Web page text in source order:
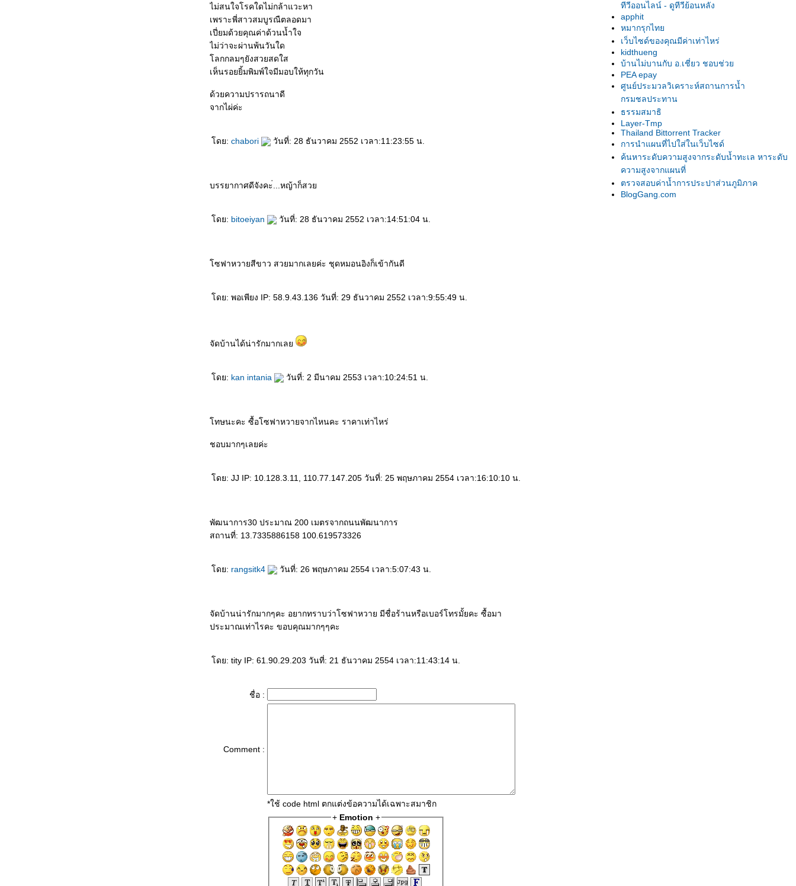
ไม่สนใจโรคใดไม่กล้าแวะหา
เพราะพี่สาวสมบูรณืตลอดมา
เปี่ยมด้วยคุณค่าด้วนน้ำใจ
ไม่ว่าจะผ่านพ้นวันใด
ลกกลมๆยังสวยสดใส
เห็นรอยยิ้มพิมพ์ใจมีมอบให้ทุกวัน
ด้วยความปรารถนาดี
จากไผ่ค่ะ
ดย: chabori วันที่: 28 ธันวาคม 2552 เวลา:11:23:55 น.
บรรยากาศดีจังคะ่...หญ้าก็สว
ดย: bitoeiyan วันที่: 28 ธันวาคม 2552 เวลา:14:51:04 น.
ซฟาหวายสีขาว สวยมากเลยค่ะ ชุดหมอนอิงก็เข้ากันดี
ดย: พอเพียง IP: 58.9.43.136 วันที่: 29 ธันวาคม 2552 เวลา:9:55:49 น.
จัดบ้านได้น่ารักมากเล
ดย: kan intania วันที่: 2 มีนาคม 2553 เวลา:10:24:51 น.
ทษนะคะ ซื้อโซฟาหวายจากไหนคะ ราคาเท่าไหร่
ชอบมากๆเลยค่ะ
ดย: JJ IP: 10.128.3.11, 110.77.147.205 วันที่: 25 พฤษภาคม 2554 เวลา:16:10:10 น.
พัฒนาการ30 ประมาณ 200 เมตรจากถนนพัฒนาการ
สถานที่: 13.7335886158 100.619573326
ดย: rangsitk4 วันที่: 26 พฤษภาคม 2554 เวลา:5:07:43 น.
จัดบ้านน่ารักมากๆคะ อยากทราบว่าโซฟาหวาย มีชื่อร้านหรือเบอร์โทรมั้ยคะ ซื้อมา
ประมาณเท่าไรคะ ขอบคุณมากๆๆคะ
ดย: tity IP: 61.90.29.203 วันที่: 21 ธันวาคม 2554 เวลา:11:43:14 น.
ชื่อ :
Comment :
*ใช้ code html ตกแต่งข้อความได้เฉพาะสมาชิก
+ Emotion +
ทีวีออนไลน์ - ดูทีวีย้อนหลัง
apphit
หมากรุกไท
เว็บไซด์ของคุณมีค่าเท่าไหร่
kidthueng
บ้านไม่บานกับ อ.เชี่ยว ชอบช่ว
PEA epay
ศูนย์ประมวลวิเคราะห์สถานการน้ำ
กรมชลประทาน
ธรรมสมาธิ
Layer-Tmp
Thailand Bittorrent Tracker
การนำแผนที่ไปใส่ในเว็บไซด์
ค้นหาระดับความสูงจากระดับน้ำทะเล หาระดับ
ความสูงจากแผนที่
ตรวจสอบค่าน้ำการประปาส่วนภูมิภาค
BlogGang.com